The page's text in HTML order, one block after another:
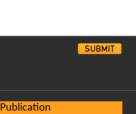
Publication